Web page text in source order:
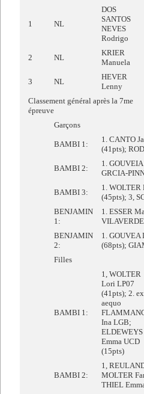
1 NL
DOS
SANTOS
NEVES
Rodrigo
2 NL
KRIER
Manuela
3 NL
HEVER
Lenny
Classement général après la 7me
épreuve
Garçons
BAMBI 1:
1. CANTO
(41pts);
BAMBI 2:
1.
GRCIA-
BAMBI 3:
1.
(45pts); 3,
BENJAMIN
1:
1. ESSER
BENJAMIN
2:
1. GOUVEA
(68pts);
Filles
BAMBI 1:
1, WOLTER
Lori LP07
(41pts); 2. ex
aequo
Ina LGB;
ELDEWEYS
Emma UCD
(15pts)
BAMBI 2:
1,
MOLTER
THIEL